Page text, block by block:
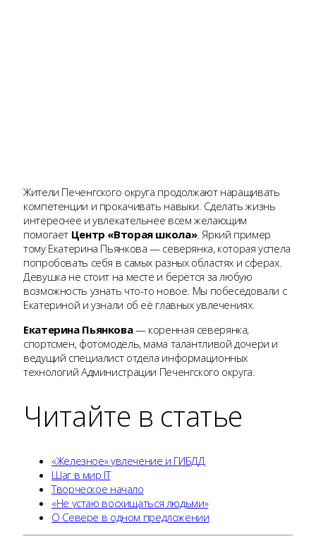
Жители Печенгского округа продолжают наращивать
компетенции и прокачивать навыки. Сделать жизнь
интереснее и увлекательнее всем желающим
помогает Центр «Вторая школа». Яркий пример
тому Екатерина Пьянкова — северянка, которая успела
попробовать себя в самых разных областях и сферах.
Девушка не стоит на месте и берётся за любую
возможность узнать что-то новое. Мы побеседовали с
Екатериной и узнали об её главных увлечениях.
Екатерина Пьянкова— коренная северянка,
спортсмен, фотомодель, мама талантливой дочери и
ведущий специалист отдела информационных
технологий Администрации Печенгского округа.
Читайте в статье
«Железное» увлечение и ГИБДД
Шаг в мир IT
Творческое начало
«Не устаю восхищаться людьми»
О Севере в одном предложении